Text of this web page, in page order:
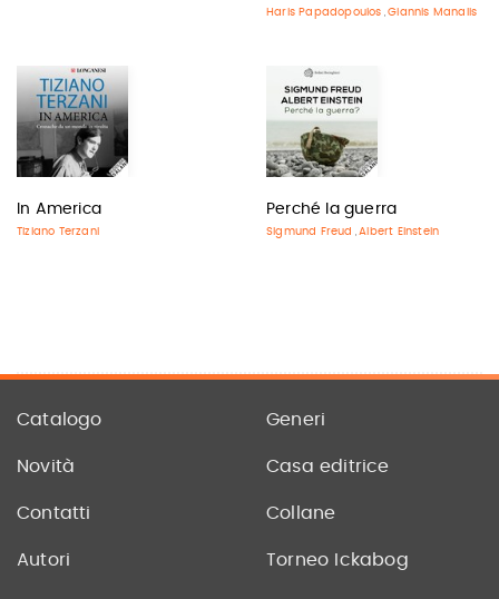
Haris Papadopoulos ,Giannis Manalis
In America
Tiziano Terzani
Perché la guerra
Sigmund Freud ,Albert Einstein
Catalogo Generi
Novità Casa editrice
Contatti Collane
Autori Torneo Ickabog